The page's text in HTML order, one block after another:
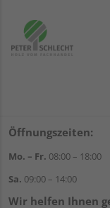
Öffnungszeiten:
Mo. – Fr. 08:00 – 18:00
Sa. 09:00 – 14:00
Wir helfen Ihnen